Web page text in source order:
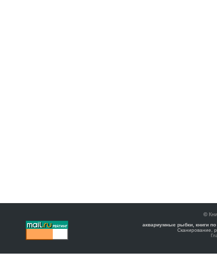
©
аквариумные рыбки, книги
Сканирование,